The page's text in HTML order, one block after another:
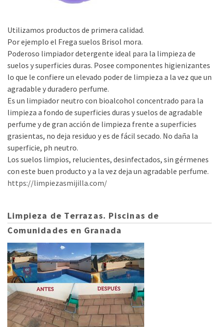
Utilizamos productos de primera calidad.
Por ejemplo el Frega suelos Brisol mora.
Poderoso limpiador detergente ideal para la limpieza de
suelos y superficies duras. Posee componentes higienizantes
lo que le confiere un elevado poder de limpieza a la vez que un
agradable y duradero perfume.
Es un limpiador neutro con bioalcohol concentrado para la
limpieza a fondo de superficies duras y suelos de agradable
perfume y de gran acción de limpieza frente a superficies
grasientas, no deja residuo y es de fácil secado. No daña la
superficie, ph neutro.
Los suelos limpios, relucientes, desinfectados, sin gérmenes
con este buen producto y a la vez deja un agradable perfume.
https://limpiezasmijilla.com/
Limpieza de Terrazas. Piscinas de
Comunidades en Granada